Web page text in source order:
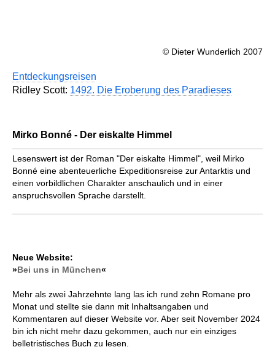
© Dieter Wunderlich 2007
Entdeckungsreisen
Ridley Scott: 1492. Die Eroberung des Paradieses
Mirko Bonné - Der eiskalte Himmel
Lesenswert ist der Roman "Der eiskalte Himmel", weil Mirko
Bonné eine abenteuerliche Expeditionsreise zur Antarktis und
einen vorbildlichen Charakter anschaulich und in einer
anspruchsvollen Sprache darstellt.
Neue Website:
»Bei uns in München«
Mehr als zwei Jahrzehnte lang las ich rund zehn Romane pro
Monat und stellte sie dann mit Inhaltsangaben und
Kommentaren auf dieser Website vor. Aber seit November 2024
bin ich nicht mehr dazu gekommen, auch nur ein einziges
belletristisches Buch zu lesen.